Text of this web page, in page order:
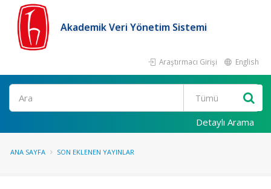
Akademik Veri Yönetim Sistemi
Araştırmacı Girişi English
Ara
Detaylı Arama
ANA SAYFA SON EKLENEN YAYINLAR